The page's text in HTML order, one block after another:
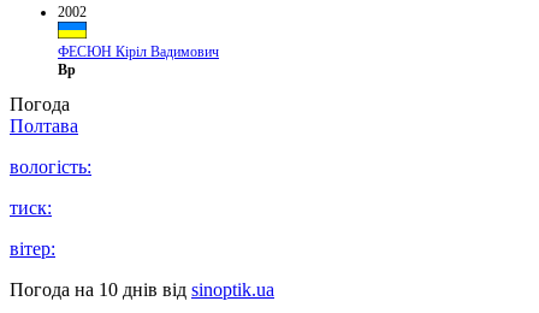
2002
ФЕСЮН Кіріл Вадимович
Вр
Погода
Полтава
вологість:
тиск:
вітер:
Погода на 10 днів від sinoptik.ua